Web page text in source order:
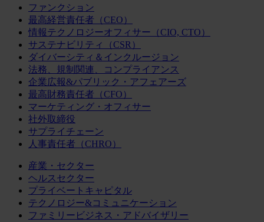
ファンクション
最高経営責任者（CEO）
情報テクノロジーオフィサー（CIO, CTO）
サステナビリティ（CSR）
ダイバーシティ＆インクルージョン
法務、規制関連、コンプライアンス
企業広報&パブリック・アフェアーズ
最高財務責任者（CFO）
マーケティング・オフィサー
社外取締役
サプライチェーン
人事責任者（CHRO）
産業・セクター
ヘルスセクター
プライベートキャピタル
テクノロジー&コミュニケーション
ファミリービジネス・アドバイザリー